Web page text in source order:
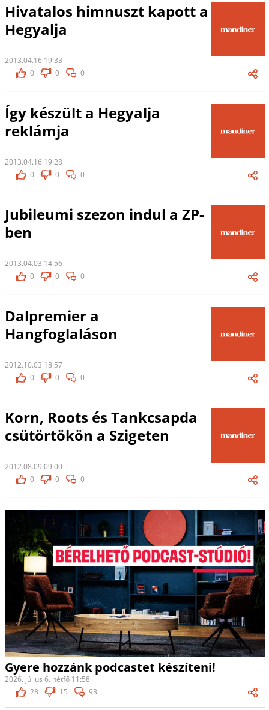
Hivatalos himnuszt kapott a
Hegyalja
2013.04.16 19:33
0
0 0
Így készült a Hegyalja
reklámja
2013.04.16 19:28
0
0 0
Jubileumi szezon indul a ZP-
ben
2013.04.03 14:56
0
0 0
Dalpremier a
Hangfoglaláson
2012.10.03 18:57
0
0 0
Korn, Roots és Tankcsapda
csütörtökön a Szigeten
2012.08.09 09:00
0
0 0
Gyere hozzánk podcastet készíteni!
2026. július 6. hétfő 11:58
28
15 93